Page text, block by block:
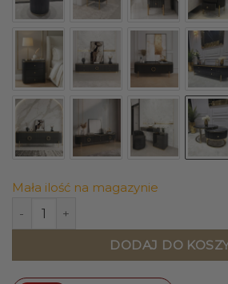
Mała ilość na magazynie
ilość ZESTAW DWÓCH
DODAJ DO